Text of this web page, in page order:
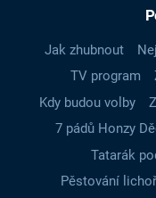
Jak zhubnout
TV program
Kdy budou volby
7 pádů Honzy
Tatarák
Pěstování